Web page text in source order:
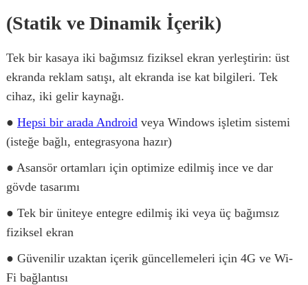
(Statik ve Dinamik İçerik)
Tek bir kasaya iki bağımsız fiziksel ekran yerleştirin: üst
ekranda reklam satışı, alt ekranda ise kat bilgileri. Tek
cihaz, iki gelir kaynağı.
● Hepsi bir arada Android veya Windows işletim sistemi
(isteğe bağlı, entegrasyona hazır)
● Asansör ortamları için optimize edilmiş ince ve dar
gövde tasarımı
● Tek bir üniteye entegre edilmiş iki veya üç bağımsız
fiziksel ekran
● Güvenilir uzaktan içerik güncellemeleri için 4G ve Wi-
Fi bağlantısı